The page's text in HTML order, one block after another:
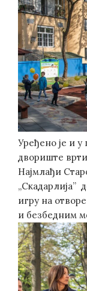
Уређено је и
двориште
Најмлађи
„Скадарлија”
игру на
и безбедним